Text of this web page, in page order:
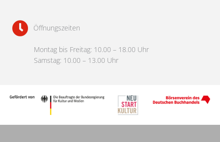
Öffnungszeiten
Montag bis Freitag: 10.00 – 18.00 Uhr
Samstag: 10.00 – 13.00 Uhr